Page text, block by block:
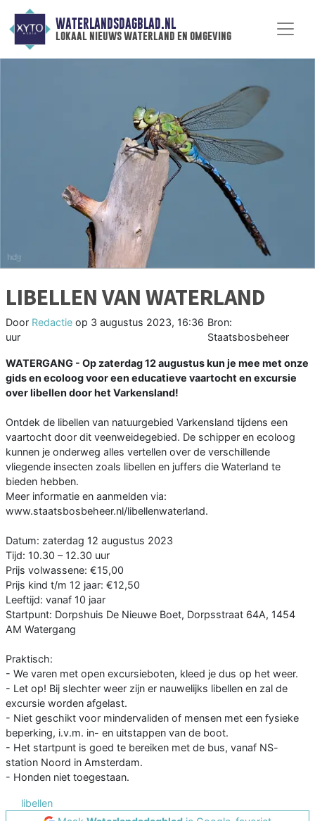
WATERLANDSDAGBLAD.NL
lokaal nieuws waterland en omgeving
LIBELLEN VAN WATERLAND
Door Redactie op 3 augustus 2023, 16:36
uur
Bron:
Staatsbosbeheer
WATERGANG - Op zaterdag 12 augustus kun je mee met onze
gids en ecoloog voor een educatieve vaartocht en excursie
over libellen door het Varkensland!
Ontdek de libellen van natuurgebied Varkensland tijdens een
vaartocht door dit veenweidegebied. De schipper en ecoloog
kunnen je onderweg alles vertellen over de verschillende
vliegende insecten zoals libellen en juffers die Waterland te
bieden hebben.
Meer informatie en aanmelden via:
www.staatsbosbeheer.nl/libellenwaterland.
Datum: zaterdag 12 augustus 2023
Tijd: 10.30 – 12.30 uur
Prijs volwassene: €15,00
Prijs kind t/m 12 jaar: €12,50
Leeftijd: vanaf 10 jaar
Startpunt: Dorpshuis De Nieuwe Boet, Dorpsstraat 64A, 1454
AM Watergang
Praktisch:
- We varen met open excursieboten, kleed je dus op het weer.
- Let op! Bij slechter weer zijn er nauwelijks libellen en zal de
excursie worden afgelast.
- Niet geschikt voor mindervaliden of mensen met een fysieke
beperking, i.v.m. in- en uitstappen van de boot.
- Het startpunt is goed te bereiken met de bus, vanaf NS-
station Noord in Amsterdam.
- Honden niet toegestaan.
libellen